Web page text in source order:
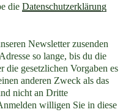
die Datenschutzerklärung
Newsletter zusenden
so lange, bis du die
die gesetzlichen Vorgaben es
anderen Zweck als das
nicht an Dritte
willigen Sie in diese